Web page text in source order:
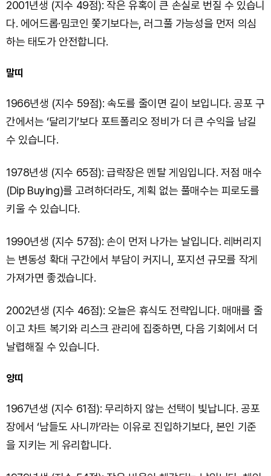
2001년생 (지수 49점): 작은 유혹이 큰 손실로 번질 수 있습니
다. 에어드롭·밈코인 쫓기보다는, 러그풀 가능성을 먼저 의심
하는 태도가 안전합니다.
말띠
1966년생 (지수 59점): 속도를 줄이면 길이 보입니다. 공포 구
간에서는 ‘달리기’보다 포트폴리오 정비가 더 큰 수익을 남길
수 있습니다.
1978년생 (지수 65점): 급락장은 멘탈 게임입니다. 저점 매수
(Dip Buying)를 고려하더라도, 계획 없는 풀매수는 피로도를
키울 수 있습니다.
1990년생 (지수 57점): 손이 먼저 나가는 날입니다. 레버리지
는 변동성 확대 구간에서 부담이 커지니, 포지션 규모를 작게
가져가면 좋겠습니다.
2002년생 (지수 46점): 오늘은 휴식도 전략입니다. 매매를 줄
이고 차트 복기와 리스크 관리에 집중하면, 다음 기회에서 더
날렵해질 수 있습니다.
양띠
1967년생 (지수 61점): 무리하지 않는 선택이 빛납니다. 공포
장에서 ‘남들도 사니까’라는 이유로 진입하기보다, 본인 기준
을 지키는 게 유리합니다.